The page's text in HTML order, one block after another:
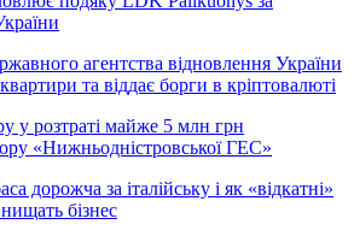
агентства відновлення України
та віддає борги в кріптовалюті
у розтраті майже 5 млн грн
«Нижньодністровської ГЕС»
дорожча за італійську і як «відкатні»
бізнес